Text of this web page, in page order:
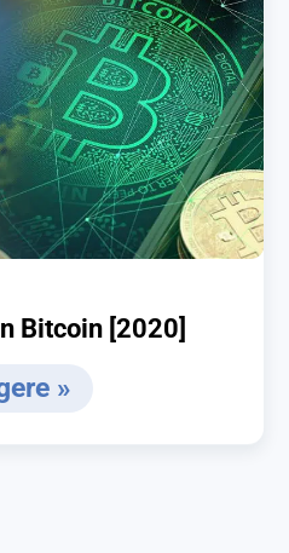
Bitcoin [2020]
»